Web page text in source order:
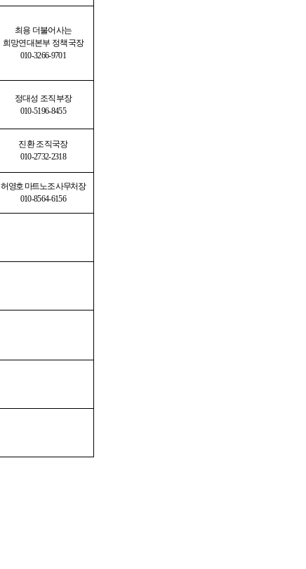
최용 더불어사는
희망연대본부 정책국장
010-3266-9701
정대성 조직부장
010-5196-8455
진환 조직국장
010-2732-2318
허영호 마트노조 사무처장
010-8564-6156